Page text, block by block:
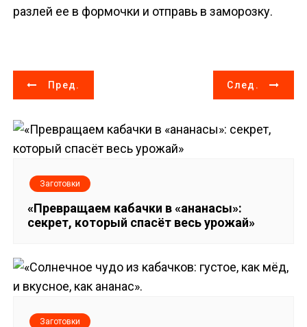
разлей ее в формочки и отправь в заморозку.
Н
а
в
ц
и
Пред. След.
Заготовки
«Превращаем кабачки в «ананасы»:
секрет, который спасёт весь урожай»
Заготовки